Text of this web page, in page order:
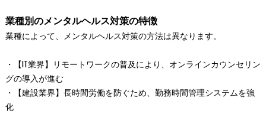
業種別のメンタルヘルス対策の特徴
業種によって、メンタルヘルス対策の方法は異なります。
・【IT業界】リモートワークの普及により、オンラインカウンセリン
グの導入が進む
・【建設業界】長時間労働を防ぐため、勤務時間管理システムを強
化